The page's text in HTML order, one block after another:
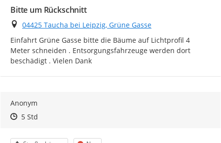
Bitte um Rückschnitt
Ort
04425 Taucha bei Leipzig, Grüne Gasse
Einfahrt Grüne Gasse bitte die Bäume auf Lichtprofil 4
Meter schneiden . Entsorgungsfahrzeuge werden dort
beschädigt . Vielen Dank
Anonym
Zeitpunkt des Erstellens
Zeitpunkt des Erstellens
5 StdZur Äußerung